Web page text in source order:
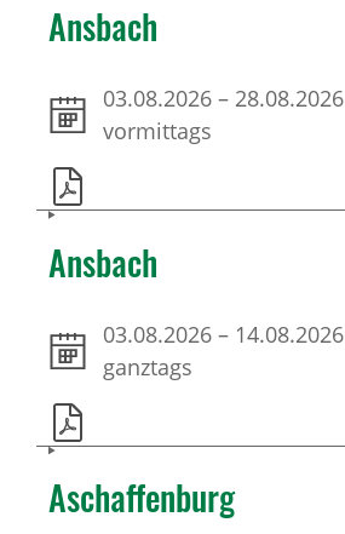
Ansbach
03.08.2026 – 28.08.2026
vormittags
Ansbach
03.08.2026 – 14.08.2026
ganztags
Aschaffenburg